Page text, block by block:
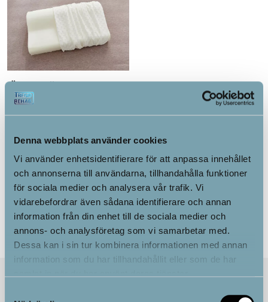
Denna webbplats använder cookies
Vi använder enhetsidentifierare för att anpassa innehållet
och annonserna till användarna, tillhandahålla funktioner
för sociala medier och analysera vår trafik. Vi
vidarebefordrar även sådana identifierare och annan
information från din enhet till de sociala medier och
annons- och analysföretag som vi samarbetar med.
Dessa kan i sin tur kombinera informationen med annan
information som du har tillhandahållit eller som de har
Örngott till vår
ergonomiska sovkudde
99.00kr
Alternativ